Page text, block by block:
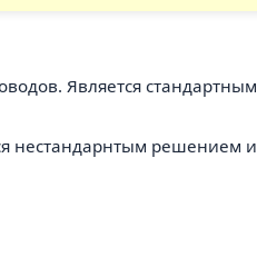
Является стандартным
нестандарнтым решением и